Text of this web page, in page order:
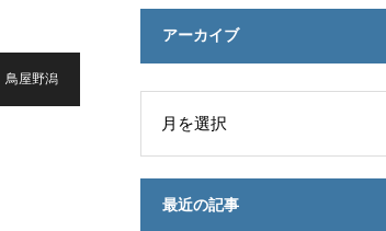
鳥屋野潟
アーカイブ
最近の記事